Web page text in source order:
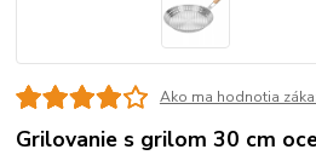
Ako ma hodnotia
Grilovanie s grilom 30 cm